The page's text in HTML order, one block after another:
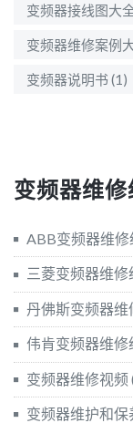
变频器接线图大
变频器维修案例
变频器说明书 (1)
变频器维
ABB变频器维
三菱变频器维修
丹佛斯变频器
伟肯变频器维修
变频器维修视频
变频器维护和保